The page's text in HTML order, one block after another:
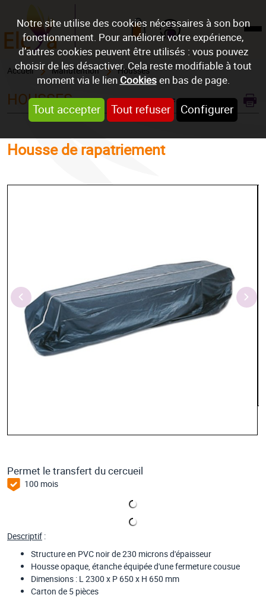
Notre site utilise des cookies nécessaires à son bon
fonctionnement. Pour améliorer votre expérience,
d’autres cookies peuvent être utilisés : vous pouvez
choisir de les désactiver. Cela reste modifiable à tout
moment via le lien Cookiesen bas de page.
Tout accepter Tout refuser Configurer
Mon compte
Accueil Manutention Housses
REF : HOUSS EXHUM
HOUSSES
Housse de rapatriement
Permet le transfert du cercueil
100 mois
Descriptif :
Structure en PVC noir de 230 microns d'épaisseur
Housse opaque, étanche équipée d'une fermeture cousue
Dimensions : L 2300 x P 650 x H 650 mm
Carton de 5 pièces